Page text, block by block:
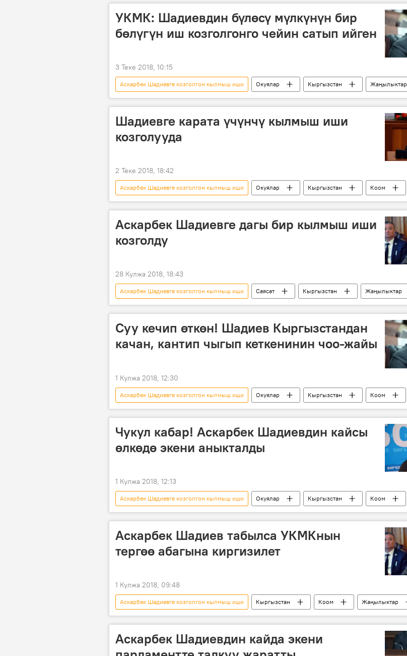
УКМК: Шадиевдин бүлөсү мүлкүнүн бир
бөлүгүн иш козголгонго чейин сатып ийген
3 Теке 2018, 10:15
Аскарбек Шадиевге козголгон кылмыш иши Окуялар Кыргызстан
Жаңылыктар
Аскар Шадиев
УКМК мүлк
Шадиевге карата үчүнчү кылмыш иши
козголууда
2 Теке 2018, 18:42
Аскарбек Шадиевге козголгон кылмыш иши Окуялар Кыргызстан
Коом
Жаңылыктар
Аскарбек Шадиев Башкы прокуратура кылмыш иши
Аскарбек Шадиевге дагы бир кылмыш иши
козголду
28 Кулжа 2018, 18:43
Аскарбек Шадиевге козголгон кылмыш иши Саясат Кыргызстан
Жаңылыктар
Аскарбек Шадиев
УКМК кылмыш иши
Суу кечип өткөн! Шадиев Кыргызстандан
качан, кантип чыгып кеткенинин чоо-жайы
1 Кулжа 2018, 12:30
Аскарбек Шадиевге козголгон кылмыш иши Окуялар Кыргызстан
Коом
Жаңылыктар
АКШ Тажикстан Аскарбек Шадиев
УКМК
Чукул кабар! Аскарбек Шадиевдин кайсы
өлкөдө экени аныкталды
1 Кулжа 2018, 12:13
Аскарбек Шадиевге козголгон кылмыш иши Окуялар Кыргызстан
Коом
Жаңылыктар
Aлерт АКШ Аскар Шадиев УКМК
Аскарбек Шадиев табылса УКМКнын
тергөө абагына киргизилет
1 Кулжа 2018, 09:48
Аскарбек Шадиевге козголгон кылмыш иши Кыргызстан Коом
Жаңылыктар
Аскарбек Шадиев
УКМК сот камакка алуу
Аскарбек Шадиевдин кайда экени